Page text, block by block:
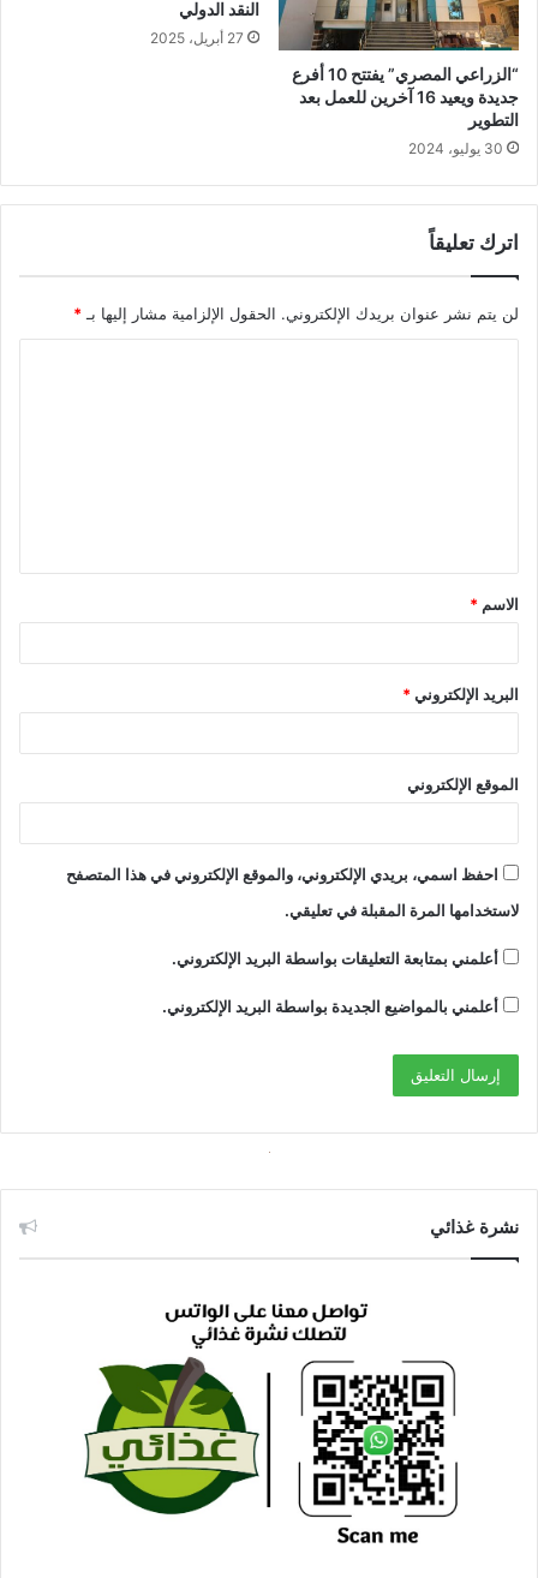
“الزراعي المصري” يفتتح 10 أفرع
جديدة ويعيد 16 آخرين للعمل بعد
التطوير
30 يوليو، 2024
النقد الدولي
27 أبريل، 2025
اترك تعليقاً
لن يتم نشر عنوان بريدك الإلكتروني. الحقول الإلزامية مشار إليها بـ *
ق
*
الاسم *
البريد الإلكتروني*
الموقع الإلكتروني
احفظ اسمي، بريدي الإلكتروني، والموقع الإلكتروني في هذا المتصفح
لاستخدامها المرة المقبلة في تعليقي.
أعلمني بمتابعة التعليقات بواسطة البريد الإلكتروني.
أعلمني بالمواضيع الجديدة بواسطة البريد الإلكتروني.
نشرة غذائي